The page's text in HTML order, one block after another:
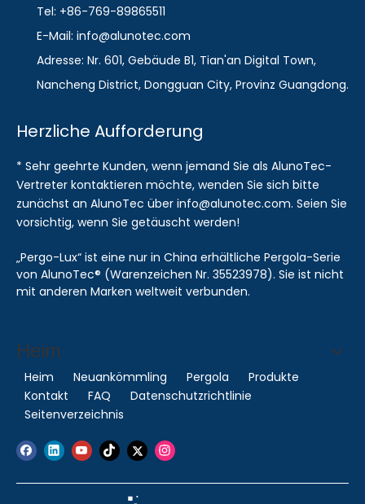
Tel: +86-769-89865511
E-Mail: info@alunotec.com
Adresse: Nr. 601, Gebäude B1, Tian'an Digital Town,
Nancheng District, Dongguan City, Provinz Guangdong.
Herzliche Aufforderung
* Sehr geehrte Kunden, wenn jemand Sie als AlunoTec-
Vertreter kontaktieren möchte, wenden Sie sich bitte
zunächst an AlunoTec über info@alunotec.com. Seien Sie
vorsichtig, wenn Sie getäuscht werden!
„Pergo-Lux“ ist eine nur in China erhältliche Pergola-Serie
von AlunoTec® (Warenzeichen Nr. 35523978). Sie ist nicht
mit anderen Marken weltweit verbunden.
Heim
Heim Neuankömmling Pergola
Produkte
Kontakt
FAQ
Datenschutzrichtlinie
Seitenverzeichnis